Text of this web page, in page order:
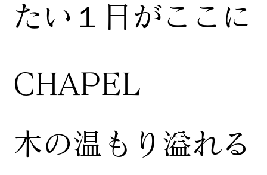
たい１日がここに
CHAPEL
木の温もり溢れる